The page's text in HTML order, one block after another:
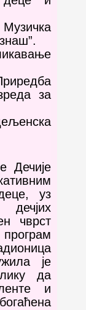
за
Дечије
уз
дечјих
чврст
је
да
и